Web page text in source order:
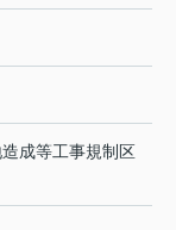
成等工事規制区